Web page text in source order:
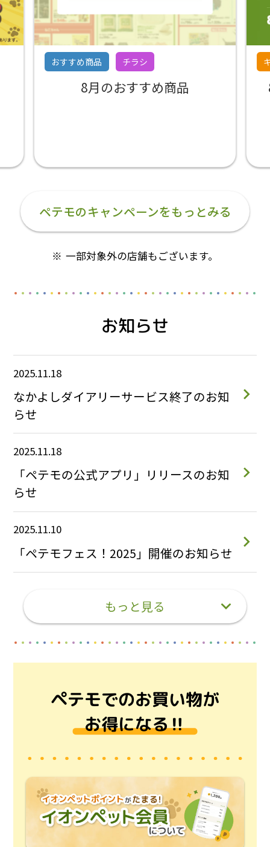
おすすめ商品 チラシ
8月のおすすめ商品
ペテモのキャンペーンをもっとみる
一部対象外の店舗もございます。
お知らせ
2025.11.18
なかよしダイアリーサービス終了のお知
らせ
2025.11.18
「ペテモの公式アプリ」リリースのお知
らせ
2025.11.10
「ペテモフェス！2025」開催のお知らせ
もっと見る
ペテモでのお買い物が
お得になる‼